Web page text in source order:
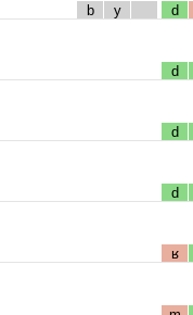
b y d
d
d
d
ʁ